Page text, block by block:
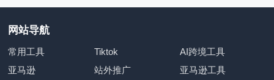
网站导航
常用工具 Tiktok
AI跨境工具
亚马逊
站外推广
亚马逊工具